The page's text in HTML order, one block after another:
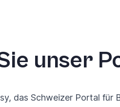
unser
das Schweizer Portal für